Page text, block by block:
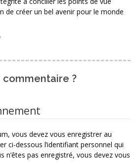
de créer un bel avenir pour le monde
commentaire ?
vous devez vous enregistrer au
ci-dessous l’identifiant personnel qui
n’êtes pas enregistré, vous devez vous